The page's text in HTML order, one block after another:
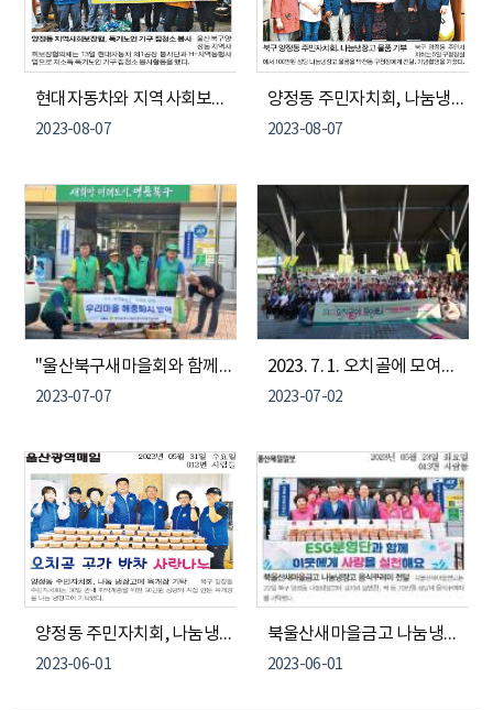
현대자동차와 지역사회보장협의체가 함께하는 저소득 독거노인 집청소 봉사
2023-08-07
양정동 주민자치회, 나눔냉장고 물품 전달
2023-08-07
"울산북구새마을회와 함께하는 양정동새마을협의회 방역봉사, 안전한 여름을 위해"
2023-07-07
2023. 7. 1. 오치골에 모여라 제2회 양정동 주민총회, 제1회 오치골 축제 개최
2023-07-02
양정동 주민자치회, 나눔냉장고에 육개장 기탁
2023-06-01
북울산새마을금고 나눔냉장고 음식꾸러미 전달
2023-06-01